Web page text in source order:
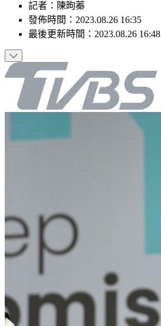
記者 ： 陳昫蓁
發佈時間： 2023.08.26 16:35
最後更新時間： 2023.08.26 16:48